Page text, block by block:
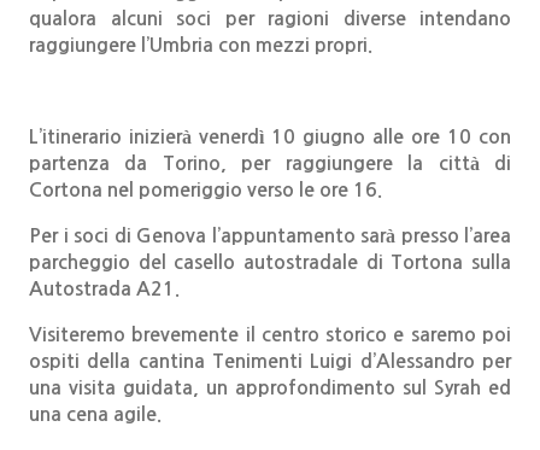
qualora alcuni soci per ragioni diverse intendano
raggiungere l’Umbria con mezzi propri.
L’itinerario inizierà venerdì 10 giugno alle ore 10 con
partenza da Torino, per raggiungere la città di
Cortona nel pomeriggio verso le ore 16.
Per i soci di Genova l’appuntamento sarà presso l’area
parcheggio del casello autostradale di Tortona sulla
Autostrada A21.
Visiteremo brevemente il centro storico e saremo poi
ospiti della cantina Tenimenti Luigi d’Alessandro per
una visita guidata, un approfondimento sul Syrah ed
una cena agile.